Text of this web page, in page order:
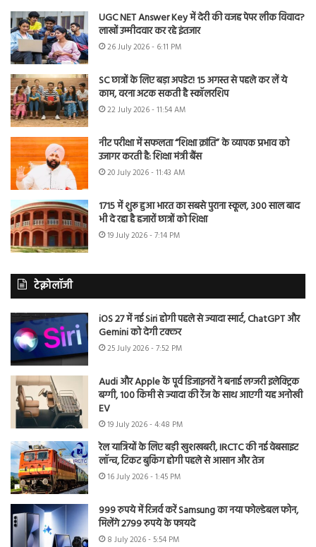
UGC NET Answer Key में देरी की वजह पेपर लीक विवाद?
लाखों उम्मीदवार कर रहे इंतजार
26 July 2026 - 6:11 PM
SC छात्रों के लिए बड़ा अपडेट! 15 अगस्त से पहले कर लें ये
काम, वरना अटक सकती है स्कॉलरशिप
22 July 2026 - 11:54 AM
नीट परीक्षा में सफलता “शिक्षा क्रांति” के व्यापक प्रभाव को
उजागर करती है: शिक्षा मंत्री बैंस
20 July 2026 - 11:43 AM
1715 में शुरू हुआ भारत का सबसे पुराना स्कूल, 300 साल बाद
भी दे रहा है हजारों छात्रों को शिक्षा
19 July 2026 - 7:14 PM
टेक्नोलॉजी
iOS 27 में नई Siri होगी पहले से ज्यादा स्मार्ट, ChatGPT और
Gemini को देगी टक्कर
25 July 2026 - 7:52 PM
Audi और Apple के पूर्व डिजाइनरों ने बनाई लग्जरी इलेक्ट्रिक
बग्गी, 100 किमी से ज्यादा की रेंज के साथ आएगी यह अनोखी
EV
19 July 2026 - 4:48 PM
रेल यात्रियों के लिए बड़ी खुशखबरी, IRCTC की नई वेबसाइट
लॉन्च, टिकट बुकिंग होगी पहले से आसान और तेज
16 July 2026 - 1:45 PM
999 रुपये में रिजर्व करें Samsung का नया फोल्डेबल फोन,
मिलेंगे 2799 रुपये के फायदे
8 July 2026 - 5:54 PM